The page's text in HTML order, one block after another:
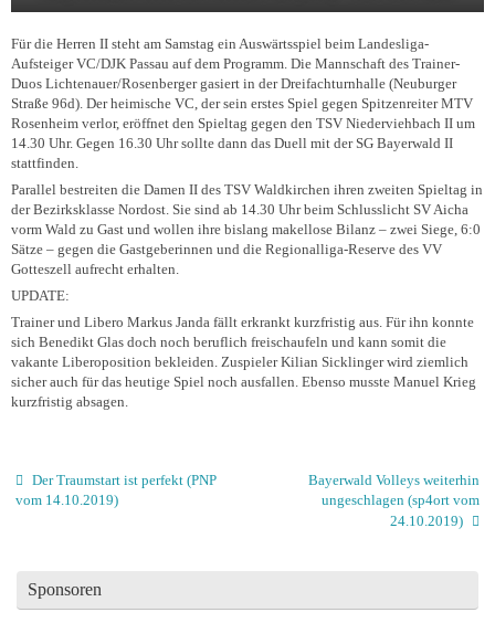
Für die Herren II steht am Samstag ein Auswärtsspiel beim Landesliga-
Aufsteiger VC/DJK Passau auf dem Programm. Die Mannschaft des Trainer-
Duos Lichtenauer/Rosenberger gasiert in der Dreifachturnhalle (Neuburger
Straße 96d). Der heimische VC, der sein erstes Spiel gegen Spitzenreiter MTV
Rosenheim verlor, eröffnet den Spieltag gegen den TSV Niederviehbach II um
14.30 Uhr. Gegen 16.30 Uhr sollte dann das Duell mit der SG Bayerwald II
stattfinden.
Parallel bestreiten die Damen II des TSV Waldkirchen ihren zweiten Spieltag in
der Bezirksklasse Nordost. Sie sind ab 14.30 Uhr beim Schlusslicht SV Aicha
vorm Wald zu Gast und wollen ihre bislang makellose Bilanz – zwei Siege, 6:0
Sätze – gegen die Gastgeberinnen und die Regionalliga-Reserve des VV
Gotteszell aufrecht erhalten.
UPDATE:
Trainer und Libero Markus Janda fällt erkrankt kurzfristig aus. Für ihn konnte
sich Benedikt Glas doch noch beruflich freischaufeln und kann somit die
vakante Liberoposition bekleiden. Zuspieler Kilian Sicklinger wird ziemlich
sicher auch für das heutige Spiel noch ausfallen. Ebenso musste Manuel Krieg
kurzfristig absagen.
Der Traumstart ist perfekt (PNP
vom 14.10.2019)
Bayerwald Volleys weiterhin
ungeschlagen (sp4ort vom
24.10.2019)
Sponsoren